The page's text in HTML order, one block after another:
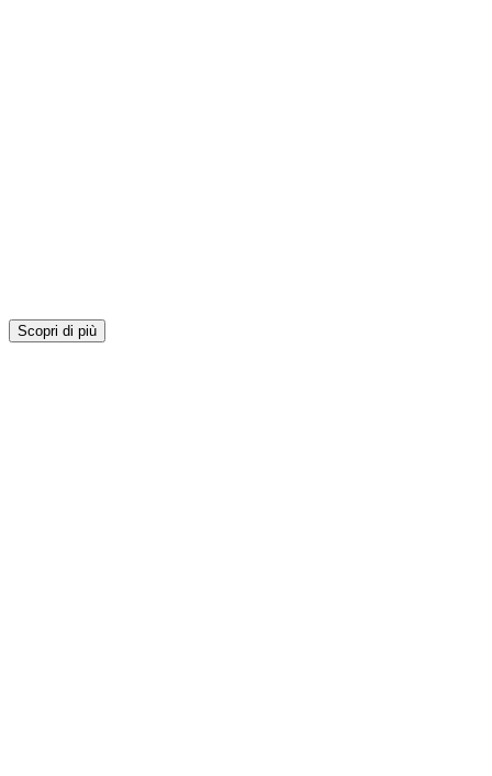
Scopri di più